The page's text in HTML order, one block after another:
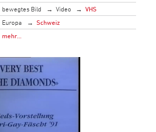
bewegtes Bild Video
VHS
Europa
Schweiz
mehr…